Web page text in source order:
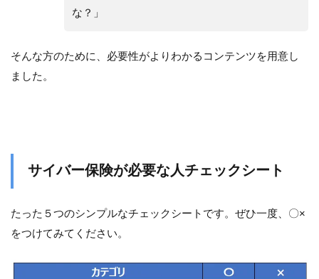
な？」
そんな方のために、必要性がよりわかるコンテンツを用意し
ました。
サイバー保険が必要な人チェックシート
たった５つのシンプルなチェックシートです。ぜひ一度、〇×
をつけてみてください。